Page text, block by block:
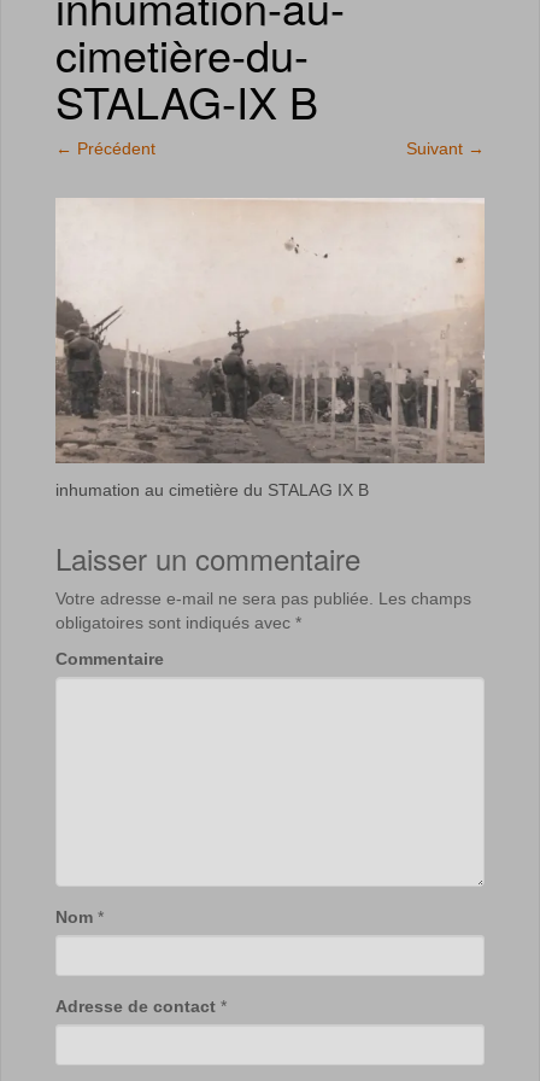
cimetière-du-
STALAG-IX B
← Précédent Suivant →
inhumation au cimetière du STALAG IX B
Laisser un commentaire
Votre adresse e-mail ne sera pas publiée.
Les champs
obligatoires sont indiqués avec *
Commentaire
Nom *
Adresse de contact *